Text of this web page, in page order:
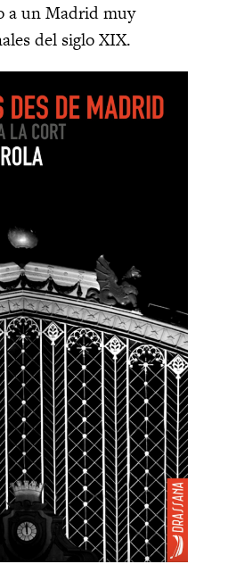
a un Madrid muy
del siglo XIX.